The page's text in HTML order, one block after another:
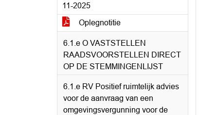
11-2025
Oplegnotitie
6.1.e O VASTSTELLEN
RAADSVOORSTELLEN DIRECT
OP DE STEMMINGENLIJST
6.1.e RV Positief ruimtelijk advies
voor de aanvraag van een
omgevingsvergunning voor de